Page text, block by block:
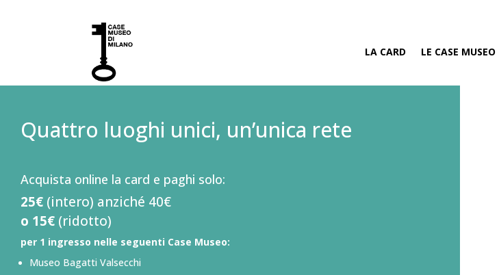
LA CARD LE CASE MUSEO
Quattro luoghi unici, un’unica rete
Acquista online la card e paghi solo:
25€ (intero) anziché 40€
o 15€ (ridotto)
per 1 ingresso nelle seguenti Case Museo:
Museo Bagatti Valsecchi